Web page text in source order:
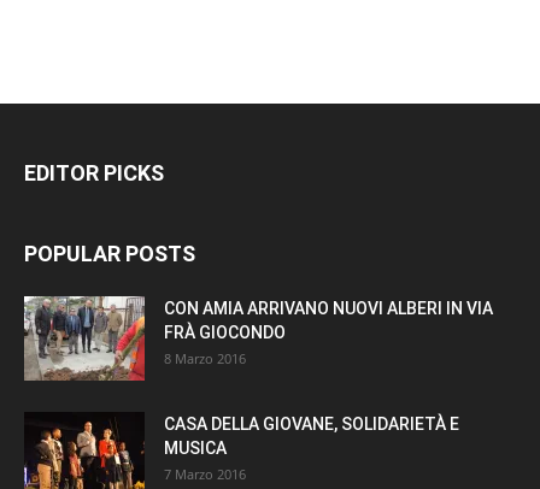
EDITOR PICKS
POPULAR POSTS
CON AMIA ARRIVANO NUOVI ALBERI IN VIA
FRÀ GIOCONDO
8 Marzo 2016
CASA DELLA GIOVANE, SOLIDARIETÀ E
MUSICA
7 Marzo 2016